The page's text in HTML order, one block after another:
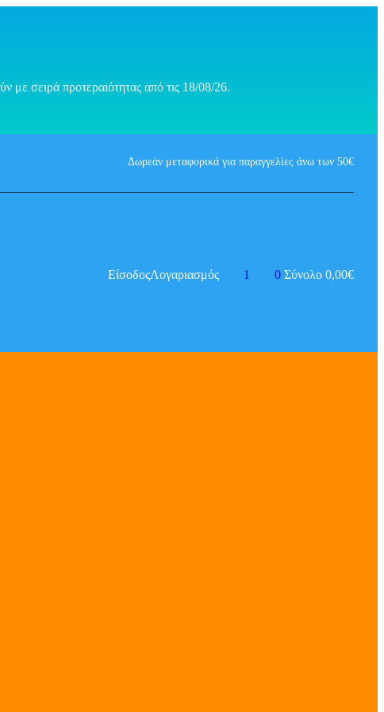
με σειρά προτεραιότητας από τις 18/08/26.
Δωρεάν μεταφορικά για παραγγελίες άνω των 50€
ΕίσοδοςΛογαριασμός 1 0 Σύνολο 0,00€